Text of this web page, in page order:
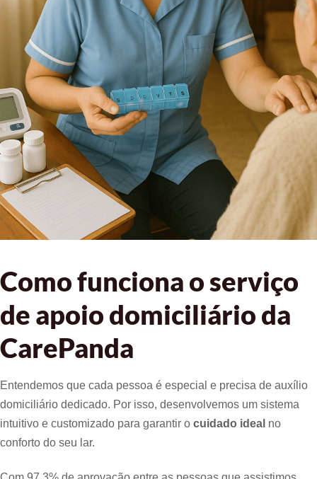
Como funciona o serviço
de apoio domiciliário da
CarePanda
Entendemos que cada pessoa é especial e precisa de auxílio
domiciliário dedicado. Por isso, desenvolvemos um sistema
intuitivo e customizado para garantir o cuidado ideal no
conforto do seu lar.